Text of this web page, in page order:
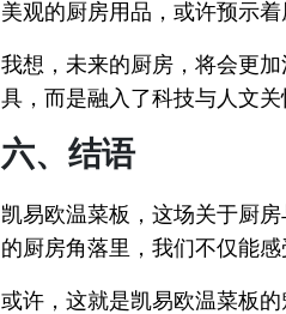
美观的厨房用品，或许预示着
我想，未来的厨房，将会更
具，而是融入了科技与人文关
六、结语
凯易欧温菜板，这场关于厨
的厨房角落里，我们不仅能
或许，这就是凯易欧温菜板